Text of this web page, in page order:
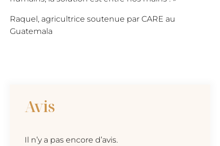
Raquel, agricultrice soutenue par CARE au
Guatemala
Avis
Il n’y a pas encore d’avis.